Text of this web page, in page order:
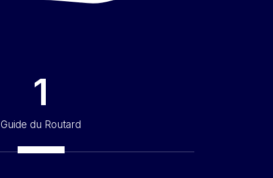
1
Guide du Routard